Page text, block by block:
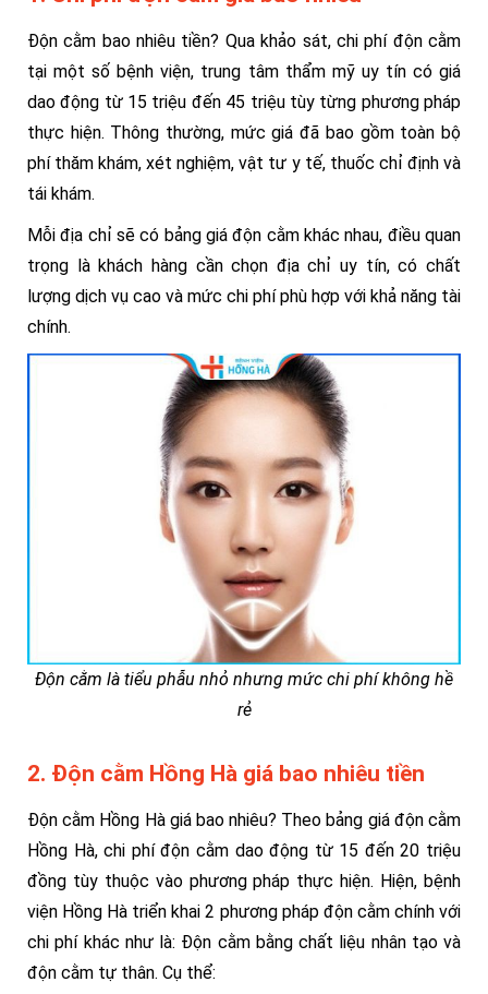
Độn cằm bao nhiêu tiền? Qua khảo sát, chi phí độn cằm
tại một số bệnh viện, trung tâm thẩm mỹ uy tín có giá
dao động từ 15 triệu đến 45 triệu tùy từng phương pháp
thực hiện. Thông thường, mức giá đã bao gồm toàn bộ
phí thăm khám, xét nghiệm, vật tư y tế, thuốc chỉ định và
tái khám.
Mỗi địa chỉ sẽ có bảng giá độn cằm khác nhau, điều quan
trọng là khách hàng cần chọn địa chỉ uy tín, có chất
lượng dịch vụ cao và mức chi phí phù hợp với khả năng tài
chính.
Độn cằm là tiểu phẫu nhỏ nhưng mức chi phí không hề
rẻ
2. Độn cằm Hồng Hà giá bao nhiêu tiền
Độn cằm Hồng Hà giá bao nhiêu? Theo bảng giá độn cằm
Hồng Hà, chi phí độn cằm dao động từ 15 đến 20 triệu
đồng tùy thuộc vào phương pháp thực hiện. Hiện, bệnh
viện Hồng Hà triển khai 2 phương pháp độn cằm chính với
chi phí khác như là: Độn cằm bằng chất liệu nhân tạo và
độn cằm tự thân. Cụ thể: